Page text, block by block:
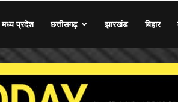
मध्य प्रदेश छत्तीसगढ़ झारखंड बिहार